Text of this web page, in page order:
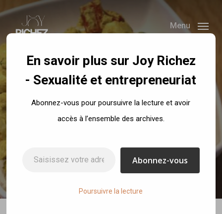
Skip
main
content
Menu
Recettes
Wok de chou fleur aux
En savoir plus sur Joy Richez
- Sexualité et entrepreneuriat
Abonnez-vous pour poursuivre la lecture et avoir
accès à l’ensemble des archives.
Abonnez-vous
Poursuivre la lecture